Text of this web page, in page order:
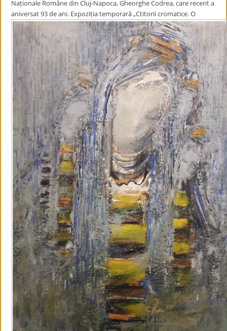
Naționale Române din Cluj-Napoca, Gheorghe Codrea, care recent a
aniversat 93 de ani. Expoziția temporară „Ctitorii cromatice. O